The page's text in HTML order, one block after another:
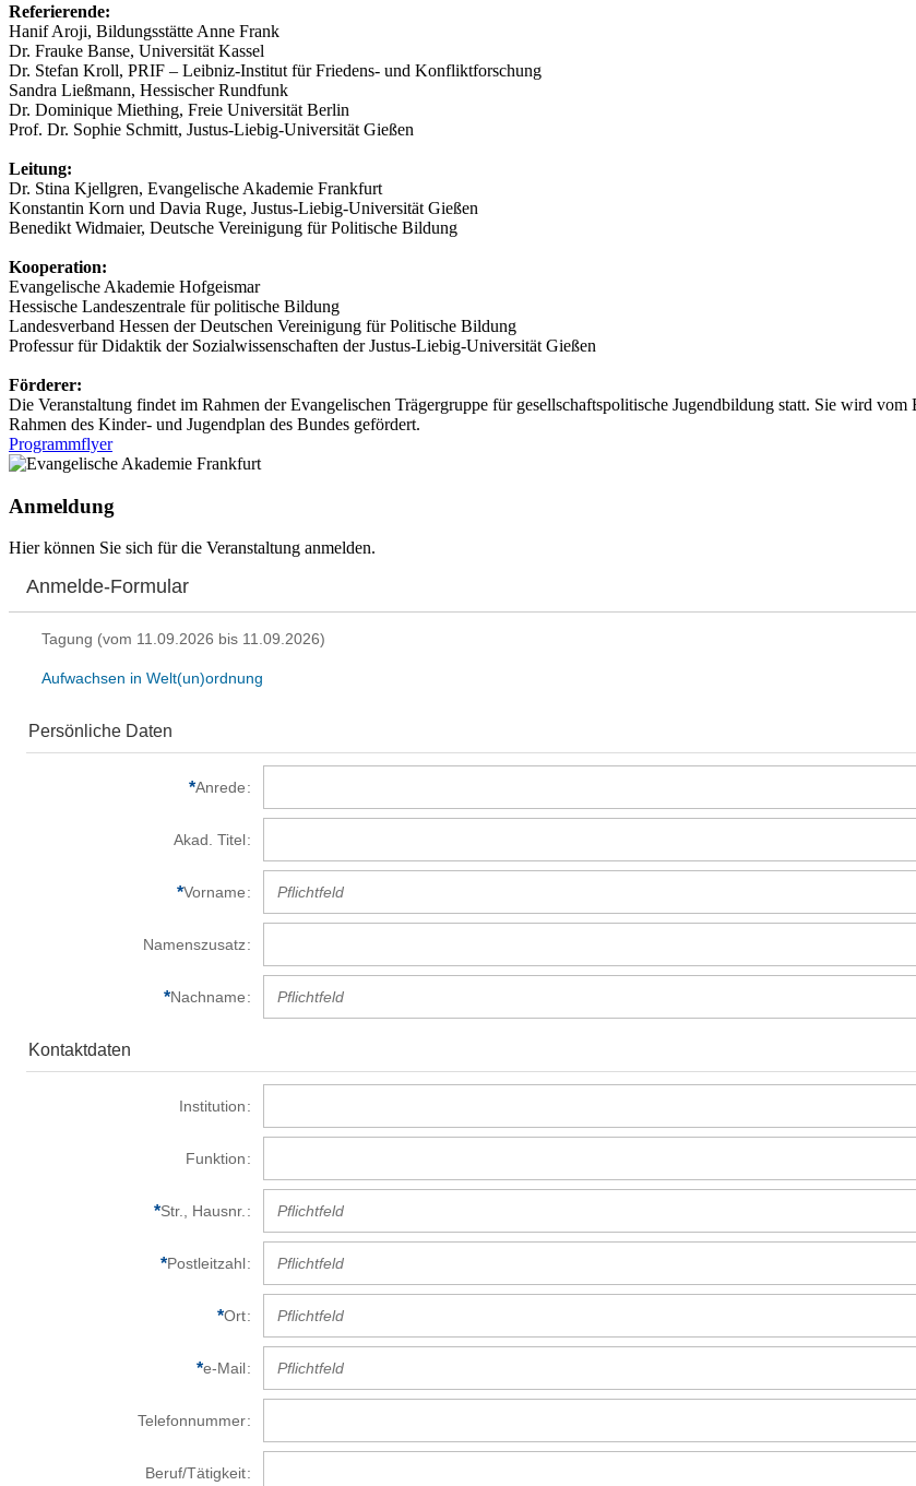
Referierende:
Hanif Aroji, Bildungsstätte Anne Frank
Dr. Frauke Banse, Universität Kassel
Dr. Stefan Kroll, PRIF – Leibniz-Institut für Friedens- und Konfliktforschung
Sandra Ließmann, Hessischer Rundfunk
Dr. Dominique Miething, Freie Universität Berlin
Prof. Dr. Sophie Schmitt, Justus-Liebig-Universität Gießen
Leitung:
Dr. Stina Kjellgren, Evangelische Akademie Frankfurt
Konstantin Korn und Davia Ruge, Justus-Liebig-Universität Gießen
Benedikt Widmaier, Deutsche Vereinigung für Politische Bildung
Kooperation:
Evangelische Akademie Hofgeismar
Hessische Landeszentrale für politische Bildung
Landesverband Hessen der Deutschen Vereinigung für Politische Bildung
Professur für Didaktik der Sozialwissenschaften der Justus-Liebig-Universität Gießen
Förderer:
Die Veranstaltung findet im Rahmen der Evangelischen Trägergruppe für gesellschaftspolitische Jugendbildung statt. Sie wird
Rahmen des Kinder- und Jugendplan des Bundes gefördert.
Programmflyer
Anmeldung
Hier können Sie sich für die Veranstaltung anmelden.